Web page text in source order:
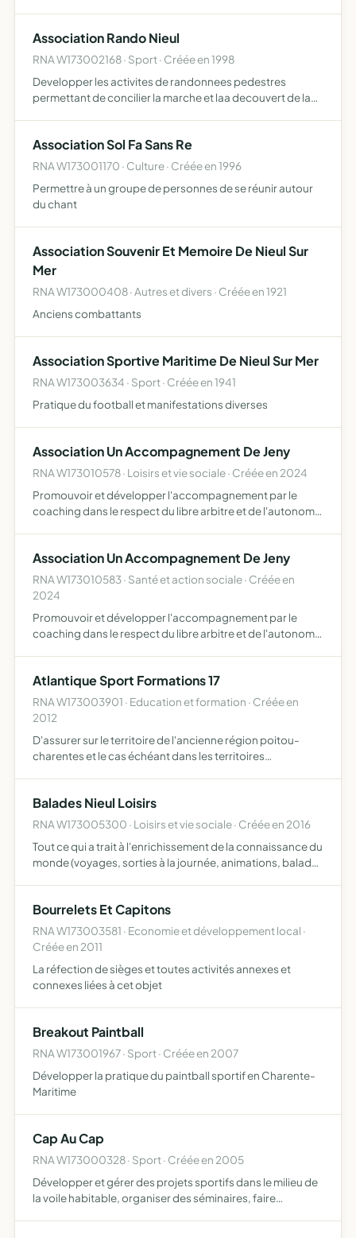
Association Rando Nieul
RNA W173002168 · Sport · Créée en 1998
Developper les activites de randonnees pedestres
permettant de concilier la marche et laa decouvert de la
Association Sol Fa Sans Re
RNA W173001170 · Culture · Créée en 1996
Permettre à un groupe de personnes de se réunir autour
du chant
Association Souvenir Et Memoire De Nieul Sur
Mer
RNA W173000408 · Autres et divers · Créée en 1921
Anciens combattants
Association Sportive Maritime De Nieul Sur Mer
RNA W173003634 · Sport · Créée en 1941
Pratique du football et manifestations diverses
Association Un Accompagnement De Jeny
RNA W173010578 · Loisirs et vie sociale · Créée en 2024
Promouvoir et développer l'accompagnement par le
coaching dans le respect du libre arbitre et de l'autonomie
Association Un Accompagnement De Jeny
RNA W173010583 · Santé et action sociale · Créée en
2024
Promouvoir et développer l'accompagnement par le
coaching dans le respect du libre arbitre et de l'autonomie
Atlantique Sport Formations 17
RNA W173003901 · Education et formation · Créée en
2012
D'assurer sur le territoire de l'ancienne région poitou-
charentes et le cas échéant dans les territoires
métiers d…
Balades Nieul Loisirs
RNA W173005300 · Loisirs et vie sociale · Créée en 2016
Tout ce qui a trait à l'enrichissement de la connaissance du
monde (voyages, sorties à la journée, animations, balades
Bourrelets Et Capitons
RNA W173003581 · Economie et développement local ·
Créée en 2011
La réfection de sièges et toutes activités annexes et
connexes liées à cet objet
Breakout Paintball
RNA W173001967 · Sport · Créée en 2007
Développer la pratique du paintball sportif en Charente-
Maritime
Cap Au Cap
RNA W173000328 · Sport · Créée en 2005
Développer et gérer des projets sportifs dans le milieu de
la voile habitable, organiser des séminaires, faire